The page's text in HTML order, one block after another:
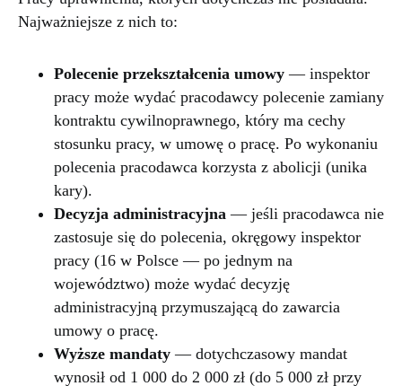
Najważniejsze z nich to:
Polecenie przekształcenia umowy — inspektor
pracy może wydać pracodawcy polecenie zamiany
kontraktu cywilnoprawnego, który ma cechy
stosunku pracy, w umowę o pracę. Po wykonaniu
polecenia pracodawca korzysta z abolicji (unika
kary).
Decyzja administracyjna — jeśli pracodawca nie
zastosuje się do polecenia, okręgowy inspektor
pracy (16 w Polsce — po jednym na
województwo) może wydać decyzję
administracyjną przymuszającą do zawarcia
umowy o pracę.
Wyższe mandaty — dotychczasowy mandat
wynosił od 1 000 do 2 000 zł (do 5 000 zł przy